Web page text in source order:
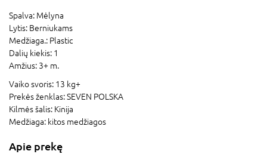
Spalva: Mėlyna
Lytis: Berniukams
Medžiaga.: Plastic
Dalių kiekis: 1
Amžius: 3+ m.
Vaiko svoris: 13 kg+
Prekės ženklas:SEVEN POLSKA
Kilmės šalis: Kinija
Medžiaga: kitos medžiagos
Apie prekę